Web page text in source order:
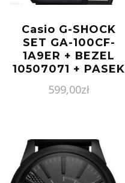
Casio G-SHOCK
SET GA-100CF-
1A9ER + BEZEL
10507071 + PASEK
599,00zł